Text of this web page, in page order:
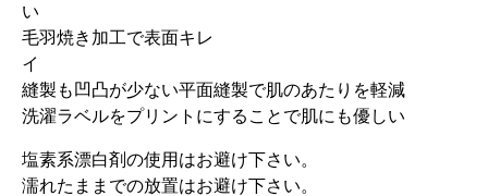
い
毛羽焼き加工で表面キレ
イ
縫製も凹凸が少ない平面縫製で肌のあたりを軽減
洗濯ラベルをプリントにすることで肌にも優しい
塩素系漂白剤の使用はお避け下さい。
濡れたままでの放置はお避け下さい。